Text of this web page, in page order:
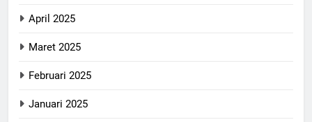
April 2025
Maret 2025
Februari 2025
Januari 2025